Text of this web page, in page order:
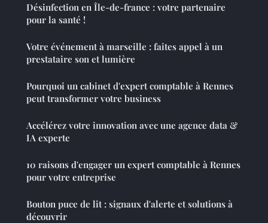
Désinfection en Île-de-france : votre partenaire
pour la santé !
Votre événement à marseille : faites appel à un
prestataire son et lumière
Pourquoi un cabinet d'expert comptable à Rennes
peut transformer votre business
Accélérez votre innovation avec une agence data &
IA experte
10 raisons d'engager un expert comptable à Rennes
pour votre entreprise
Bouton puce de lit : signaux d'alerte et solutions à
découvrir